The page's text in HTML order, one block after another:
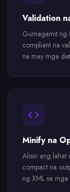
Validation
Gumagamit ng
compliant na
na may mga
Minify na
Alisin ang lahat
compact na
ng XML sa